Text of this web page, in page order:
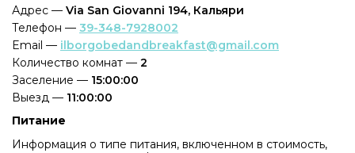
Адрес — Via San Giovanni 194, Кальяри
Телефон — 39-348-7928002
Email — ilborgobedandbreakfast@gmail.com
Количество комнат — 2
Заселение — 15:00:00
Выезд — 11:00:00
Питание
Информация о типе питания, включенном в стоимость,